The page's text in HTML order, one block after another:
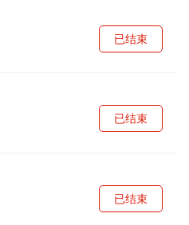
已结束
已结束
已结束